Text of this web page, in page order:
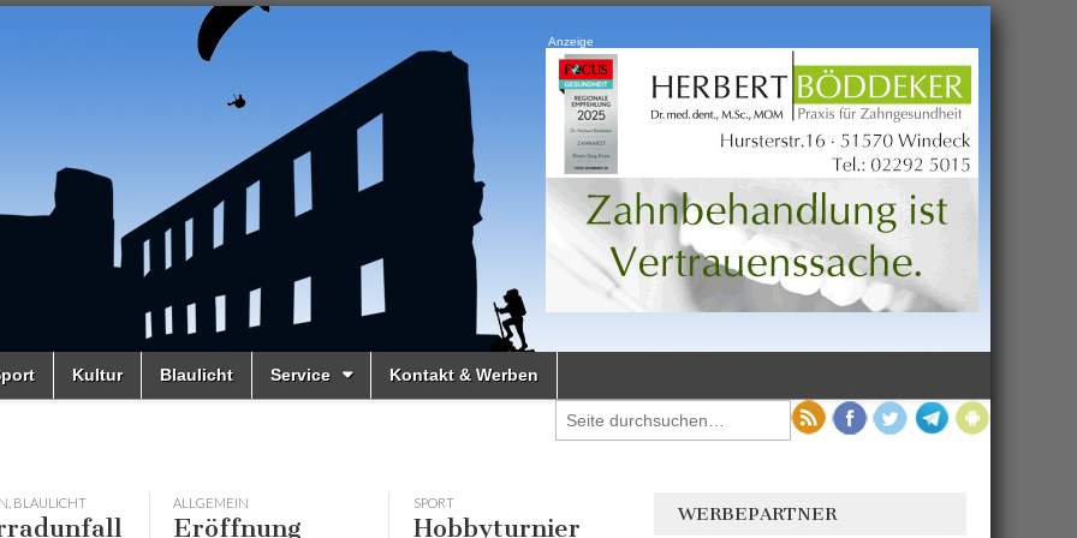
Anzeige
Kultur Blaulicht Service Kontakt & Werben
BLAULICHT ALLGEMEIN
Eröffnung
SPORT
Hobbyturnier
WERBEPARTNER